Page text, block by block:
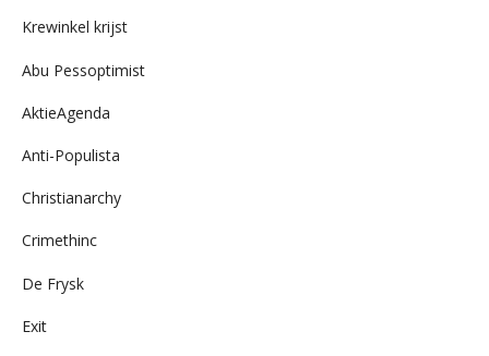
Krewinkel krijst
Abu Pessoptimist
AktieAgenda
Anti-Populista
Christianarchy
Crimethinc
De Frysk
Exit